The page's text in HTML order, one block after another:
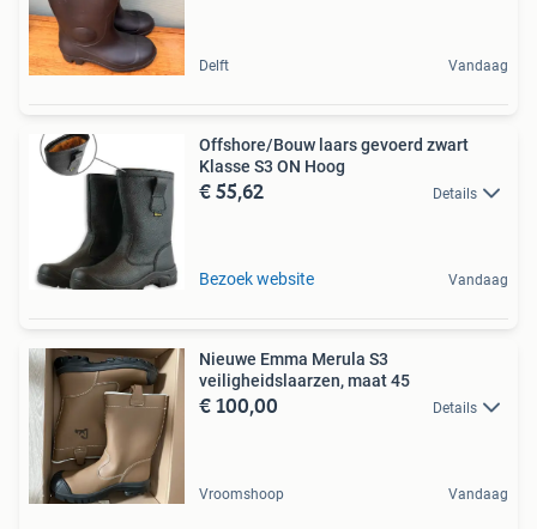
Delft Vandaag
Offshore/Bouw laars gevoerd zwart
Klasse S3 ON Hoog
€ 55,62 Details
Bezoek website Vandaag
Nieuwe Emma Merula S3
veiligheidslaarzen, maat 45
€ 100,00 Details
Vroomshoop Vandaag